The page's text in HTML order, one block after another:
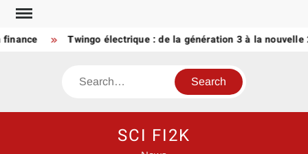
Skip
content
Twingo électrique : de la génération 3 à la nouvelle
Search
SCI FI2K